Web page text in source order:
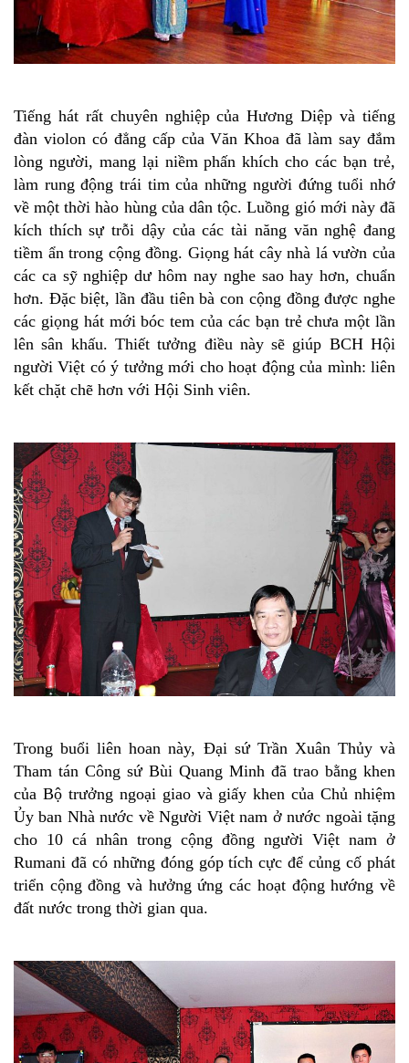
Tiếng hát rất chuyên nghiệp của Hương Diệp và tiếng
đàn violon có đẳng cấp của Văn Khoa đã làm say đắm
lòng người, mang lại niềm phấn khích cho các bạn trẻ,
làm rung động trái tim của những người đứng tuổi nhớ
về một thời hào hùng của dân tộc. Luồng gió mới này đã
kích thích sự trỗi dậy của các tài năng văn nghệ đang
tiềm ẩn trong cộng đồng. Giọng hát cây nhà lá vườn của
các ca sỹ nghiệp dư hôm nay nghe sao hay hơn, chuẩn
hơn. Đặc biệt, lần đầu tiên bà con cộng đồng được nghe
các giọng hát mới bóc tem của các bạn trẻ chưa một lần
lên sân khấu. Thiết tưởng điều này sẽ giúp BCH Hội
người Việt có ý tưởng mới cho hoạt động của mình: liên
kết chặt chẽ hơn với Hội Sinh viên.
Trong buổi liên hoan này, Đại sứ Trần Xuân Thủy và
Tham tán Công sứ Bùi Quang Minh đã trao bằng khen
của Bộ trưởng ngoại giao và giấy khen của Chủ nhiệm
Ủy ban Nhà nước về Người Việt nam ở nước ngoài tặng
cho 10 cá nhân trong cộng đồng người Việt nam ở
Rumani đã có những đóng góp tích cực để củng cố phát
triển cộng đồng và hưởng ứng các hoạt động hướng về
đất nước trong thời gian qua.